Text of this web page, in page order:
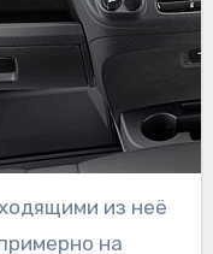
из неё
на